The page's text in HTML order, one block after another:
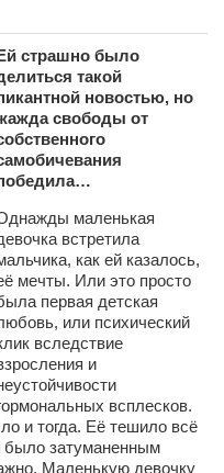
страшно было
такой
новостью, но
свободы от
маленькая
встретила
как ей казалось,
мечты. Или это просто
первая детская
или психический
вследствие
и
всплесков.
и тогда. Её тешило всё
было затуманенным
Маленькую девочку